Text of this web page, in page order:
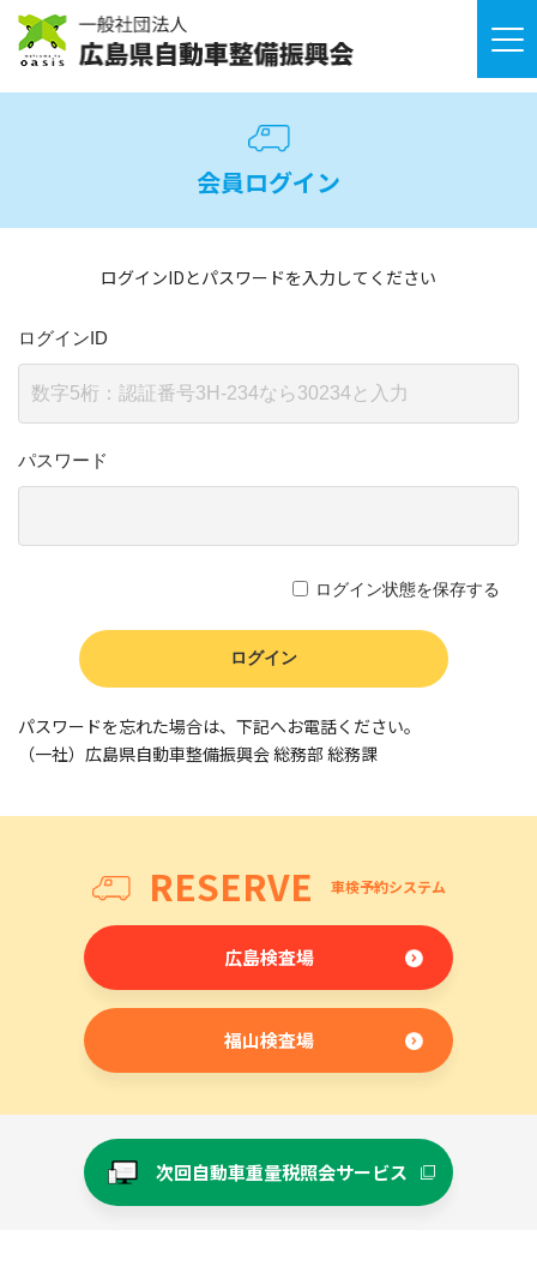
会員ログイン
ログインIDとパスワードを入力してください
ログインID
パスワード
ログイン状態を保存する
パスワードを忘れた場合は、下記へお電話ください。
（一社）広島県自動車整備振興会 総務部 総務課
RESERVE 車検予約システム
広島検査場
福山検査場
次回自動車重量税照会サービス